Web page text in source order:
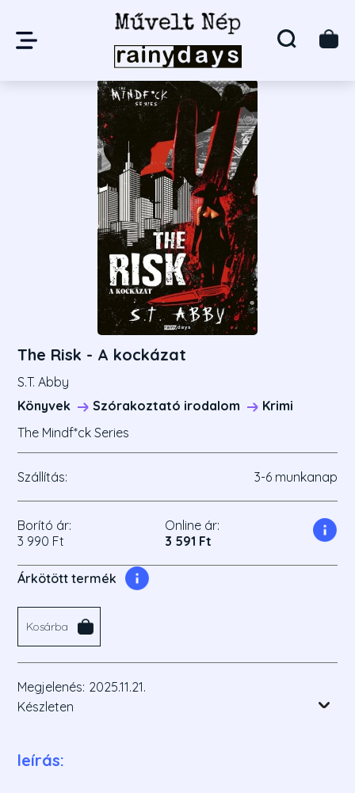
The Risk - A kockázat
S.T. Abby
Könyvek
Szórakoztató irodalom
Krimi
The Mindf*ck Series
Szállítás: 3-6 munkanap
Borító ár:
3 990 Ft
Online ár:
3 591 Ft
Árkötött termék
Kosárba
Megjelenés: 2025.11.21.
Készleten
leírás: